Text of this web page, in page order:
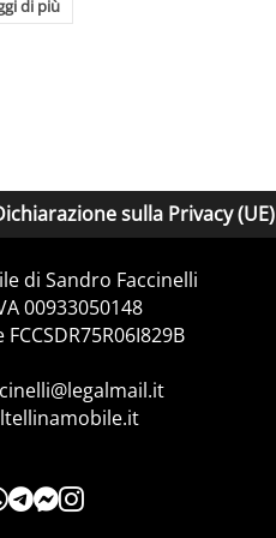
di più
sulla Privacy (UE)
di Sandro Faccinelli
00933050148